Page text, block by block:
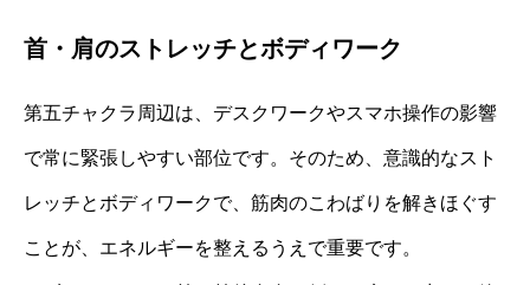
首・肩のストレッチとボディワーク
第五チャクラ周辺は、デスクワークやスマホ操作の影響
で常に緊張しやすい部位です。そのため、意識的なスト
レッチとボディワークで、筋肉のこわばりを解きほぐす
ことが、エネルギーを整えるうえで重要です。